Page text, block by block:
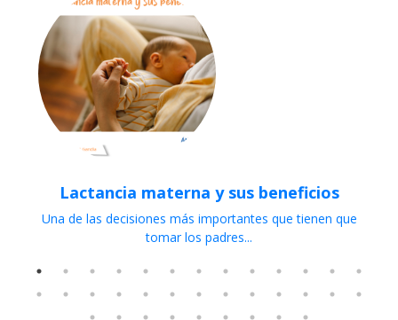
Lactancia materna y sus beneficios
Una de las decisiones más importantes que tienen que
tomar los padres...